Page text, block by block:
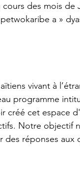
des mois de
a »
programme
créé cet espace
Notre objectif
réponses aux